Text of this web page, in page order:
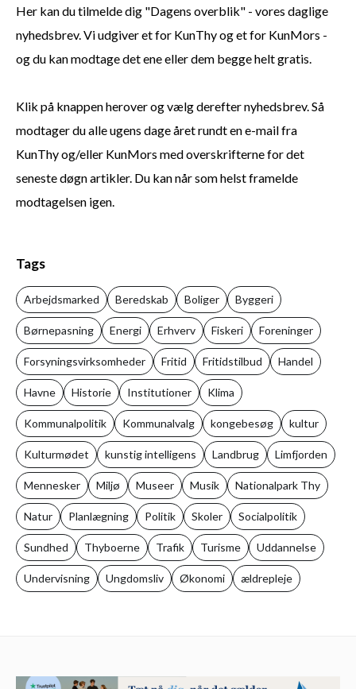
Her kan du tilmelde dig "Dagens overblik" - vores daglige
nyhedsbrev. Vi udgiver et for KunThy og et for KunMors -
og du kan modtage det ene eller dem begge helt gratis.
Klik på knappen herover og vælg derefter nyhedsbrev. Så
modtager du alle ugens dage året rundt en e-mail fra
KunThy og/eller KunMors med overskrifterne for det
seneste døgn artikler. Du kan når som helst framelde
modtagelsen igen.
Tags
Arbejdsmarked Beredskab Boliger Byggeri
Børnepasning Energi Erhverv Fiskeri Foreninger
Forsyningsvirksomheder Fritid Fritidstilbud Handel
Havne Historie Institutioner Klima
Kommunalpolitik Kommunalvalg kongebesøg kultur
Kulturmødet kunstig intelligens Landbrug Limfjorden
Mennesker Miljø Museer Musik Nationalpark Thy
Natur Planlægning Politik Skoler Socialpolitik
Sundhed Thyboerne Trafik Turisme Uddannelse
Undervisning Ungdomsliv Økonomi ældrepleje